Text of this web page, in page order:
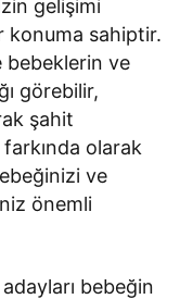
gelişimi
konuma sahiptir.
bebeklerin ve
görebilir,
şahit
olarak
ve
önemli
bebeğin